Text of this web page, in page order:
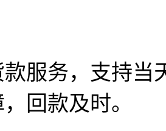
服务，支持当
回款及时。